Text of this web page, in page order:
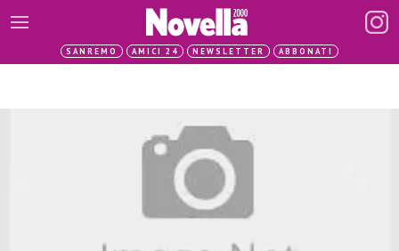
SANREMO AMICI 24 NEWSLETTER ABBONATI